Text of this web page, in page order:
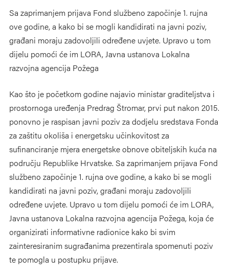
Sa zaprimanjem prijava Fond službeno započinje 1. rujna
ove godine, a kako bi se mogli kandidirati na javni poziv,
građani moraju zadovoljili određene uvjete. Upravo u tom
dijelu pomoći će im LORA, Javna ustanova Lokalna
razvojna agencija Požega
Kao što je početkom godine najavio ministar graditeljstva i
prostornoga uređenja Predrag Štromar, prvi put nakon 2015.
ponovno je raspisan javni poziv za dodjelu sredstava Fonda
za zaštitu okoliša i energetsku učinkovitost za
sufinanciranje mjera energetske obnove obiteljskih kuća na
području Republike Hrvatske. Sa zaprimanjem prijava Fond
službeno započinje 1. rujna ove godine, a kako bi se mogli
kandidirati na javni poziv, građani moraju zadovoljili
određene uvjete. Upravo u tom dijelu pomoći će im LORA,
Javna ustanova Lokalna razvojna agencija Požega, koja će
organizirati informativne radionice kako bi svim
zainteresiranim sugrađanima prezentirala spomenuti poziv
te pomogla u postupku prijave.